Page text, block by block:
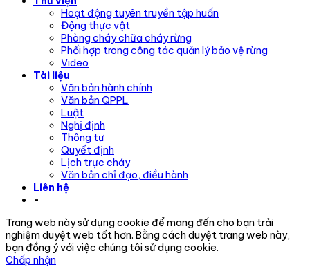
Hoạt động tuyên truyền tập huấn
Động thực vật
Phòng cháy chữa cháy rừng
Phối hợp trong công tác quản lý bảo vệ rừng
Video
Tài liệu
Văn bản hành chính
Văn bản QPPL
Luật
Nghị định
Thông tư
Quyết định
Lịch trực cháy
Văn bản chỉ đạo, điều hành
Liên hệ
-
Trang web này sử dụng cookie để mang đến cho bạn trải
nghiệm duyệt web tốt hơn. Bằng cách duyệt trang web này,
bạn đồng ý với việc chúng tôi sử dụng cookie.
Chấp nhận